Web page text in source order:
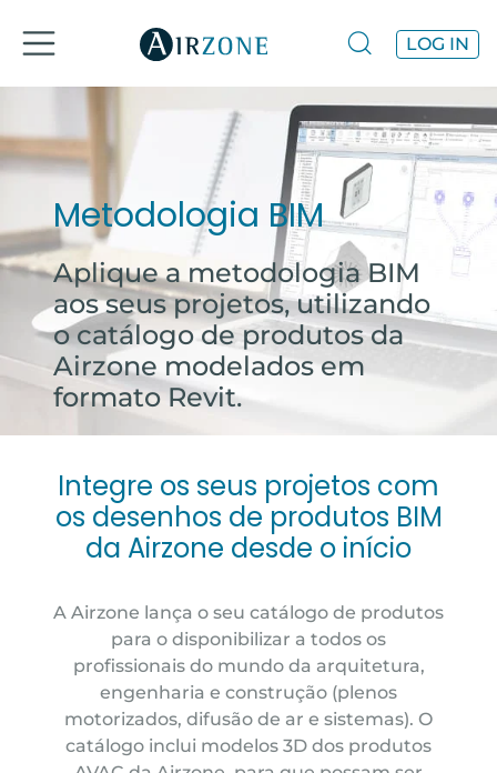
LOG IN
Metodologia BIM
Aplique a metodologia BIM
aos seus projetos, utilizando
o catálogo de produtos da
Airzone modelados em
formato Revit.
Integre os seus projetos com
os desenhos de produtos BIM
da Airzone desde o início
A Airzone lança o seu catálogo de produtos
para o disponibilizar a todos os
profissionais do mundo da arquitetura,
engenharia e construção (plenos
motorizados, difusão de ar e sistemas). O
catálogo inclui modelos 3D dos produtos